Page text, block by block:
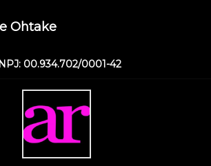
Ohtake
00.934.702/0001-42